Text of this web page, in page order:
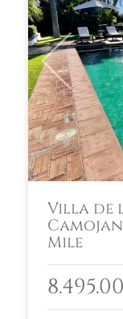
Previous
Villa de
Mile